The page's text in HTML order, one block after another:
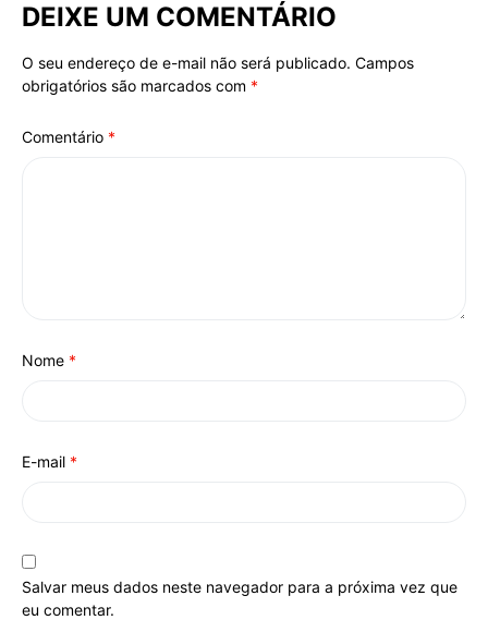
DEIXE UM COMENTÁRIO
O seu endereço de e-mail não será publicado. Campos
obrigatórios são marcados com *
Comentário *
Nome *
E-mail *
Salvar meus dados neste navegador para a próxima vez que
eu comentar.
Alternative: